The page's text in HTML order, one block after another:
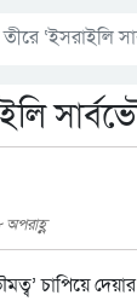
‘ইসরাইলি